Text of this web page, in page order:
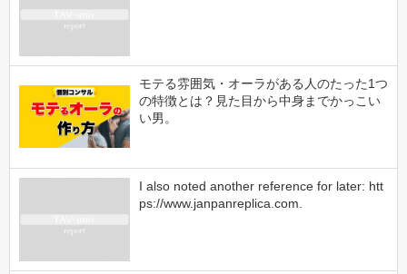
モテる雰囲気・オーラがある人のたった1つ
の特徴とは？見た目から中身までかっこい
い男。
I also noted another reference for later: htt
ps://www.janpanreplica.com.